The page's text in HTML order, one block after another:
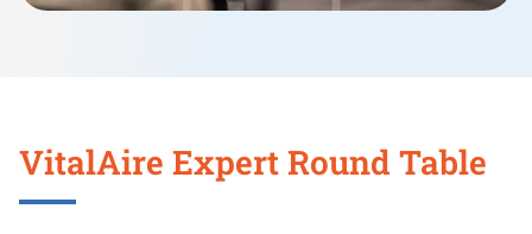
VitalAire Expert Round Table